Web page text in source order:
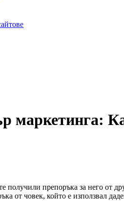
маркетинга:
получили препоръка за него от
от човек, който е използвал